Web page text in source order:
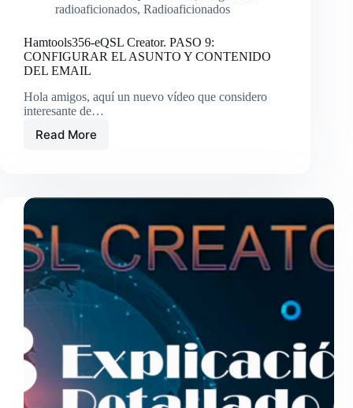
radioaficionados, Radioaficionados
Hamtools356-eQSL Creator. PASO 9:
CONFIGURAR EL ASUNTO Y CONTENIDO
DEL EMAIL
Hola amigos, aquí un nuevo vídeo que considero
interesante de…
Read MoreHamtools356-
9:
ASUNTO
CONTENIDO
DEL
EMAIL